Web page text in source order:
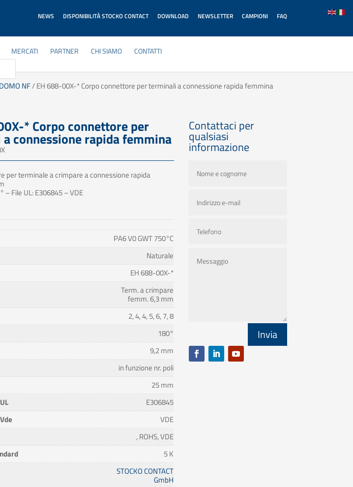
NEWS DISPONIBILITÀ STOCKO CONTACT DOWNLOAD NEWSLETTER CAMPIONI FAQ
MERCATI PARTNER CHI SIAMO
CONTATTI
NF/ EH 688-00X-* Corpo connettore per terminali a connessione rapida femmina
* Corpo connettore per
connessione rapida femmina
per terminale a crimpare a connessione rapida
– File UL: E306845 – VDE
PA6 V0 GWT 750°C
Naturale
EH 688-00X-*
Term. a crimpare
femm. 6,3 mm
2, 4, 4, 5, 6, 7, 8
180°
9,2 mm
in funzione nr. poli
25 mm
E306845
VDE
, ROHS, VDE
5 K
STOCKO CONTACT
GmbH
Contattaci per
qualsiasi
informazione
Invia